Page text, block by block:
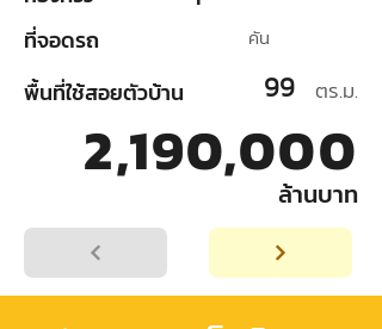
ที่จอดรถ
คัน
พื้นที่ใช้สอยตัวบ้าน 99 ตร.ม.
2,190,000
ล้านบาท